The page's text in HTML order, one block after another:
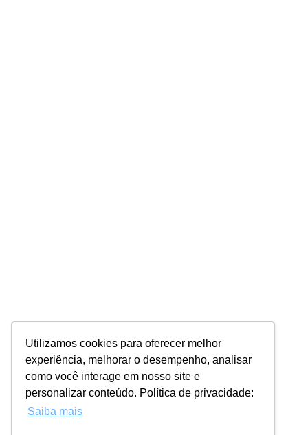
Utilizamos cookies para oferecer melhor
experiência, melhorar o desempenho, analisar
como você interage em nosso site e
personalizar conteúdo. Política de privacidade:
Saiba mais